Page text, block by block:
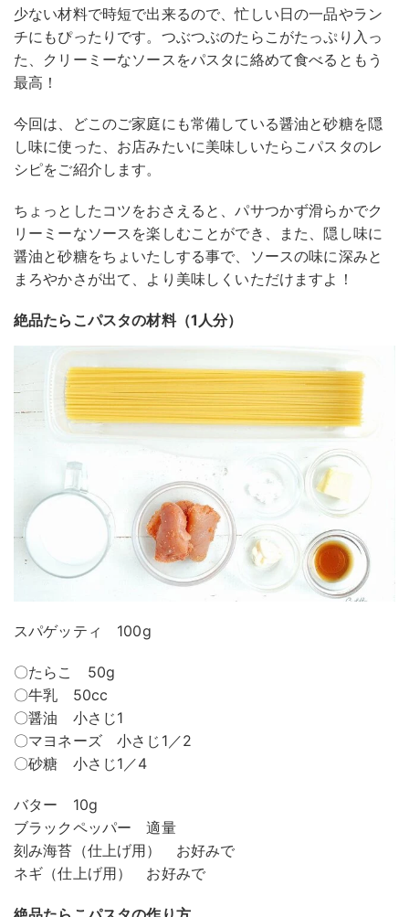
少ない材料で時短で出来るので、忙しい日の一品やラン
チにもぴったりです。つぶつぶのたらこがたっぷり入っ
た、クリーミーなソースをパスタに絡めて食べるともう
最高！
今回は、どこのご家庭にも常備している醤油と砂糖を隠
し味に使った、お店みたいに美味しいたらこパスタのレ
シピをご紹介します。
ちょっとしたコツをおさえると、パサつかず滑らかでク
リーミーなソースを楽しむことができ、また、隠し味に
醤油と砂糖をちょいたしする事で、ソースの味に深みと
まろやかさが出て、より美味しくいただけますよ！
絶品たらこパスタの材料（1人分）
スパゲッティ 100g
〇たらこ 50g
〇牛乳 50cc
〇醤油 小さじ1
〇マヨネーズ 小さじ1／2
〇砂糖 小さじ1／4
バター 10g
ブラックペッパー 適量
刻み海苔（仕上げ用） お好みで
ネギ（仕上げ用） お好みで